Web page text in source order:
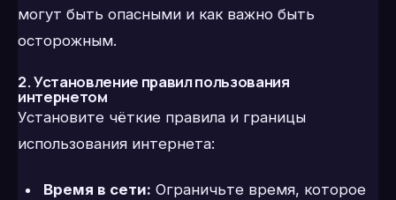
могут быть опасными и как важно быть
осторожным.
2. Установление правил пользования
интернетом
Установите чёткие правила и границы
использования интернета:
Время в сети: Ограничьте время, которое